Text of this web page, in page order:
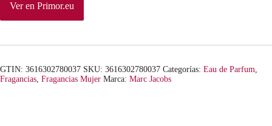
i
n
l
Ver en Primor.eu
GTIN: 3616302780037 SKU: 3616302780037 Categorías: Eau de Parfum
Fragancias Fragancias Mujer Marca: Marc Jacobs